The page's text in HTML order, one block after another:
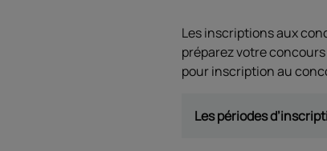
Les inscriptions aux
préparez votre
pour inscription au
Les périodes